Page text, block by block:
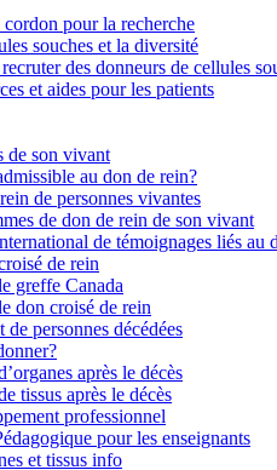
cordon pour la recherche
souches et la diversité
des donneurs de cellules
et aides pour les patients
de son vivant
au don de rein?
de personnes vivantes
de don de rein de son vivant
de témoignages liés au
de rein
greffe Canada
don croisé de rein
personnes décédées
après le décès
tissus après le décès
professionnel
pour les enseignants
et tissus info